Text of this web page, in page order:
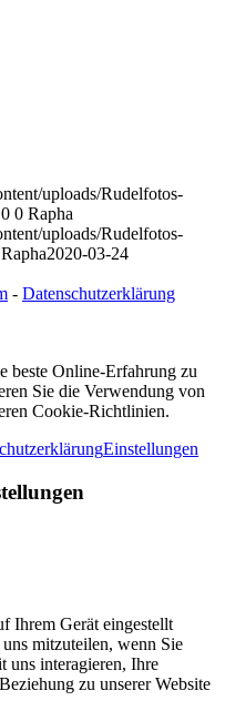
uploads/Rudelfotos-
0 0 Rapha
uploads/Rudelfotos-
Rapha2020-03-24
- Datenschutzerklärung
beste Online-Erfahrung zu
Sie die Verwendung von
Cookie-Richtlinien.
Einstellungen
Ihrem Gerät eingestellt
mitzuteilen, wenn Sie
uns interagieren, Ihre
zu unserer Website